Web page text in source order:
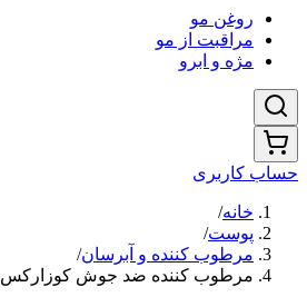
روغن مو
مراقبت از مو
مژه و ابرو
حساب کاربری
خانه/
پوست/
مرطوب کننده و آبرسان/
مرطوب کننده ضد جوش کوزارکس